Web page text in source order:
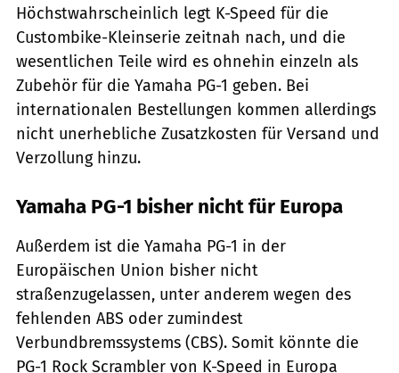
Höchstwahrscheinlich legt K-Speed für die
Custombike-Kleinserie zeitnah nach, und die
wesentlichen Teile wird es ohnehin einzeln als
Zubehör für die Yamaha PG-1 geben. Bei
internationalen Bestellungen kommen allerdings
nicht unerhebliche Zusatzkosten für Versand und
Verzollung hinzu.
Yamaha PG-1 bisher nicht für Europa
Außerdem ist die Yamaha PG-1 in der
Europäischen Union bisher nicht
straßenzugelassen, unter anderem wegen des
fehlenden ABS oder zumindest
Verbundbremssystems (CBS). Somit könnte die
PG-1 Rock Scrambler von K-Speed in Europa